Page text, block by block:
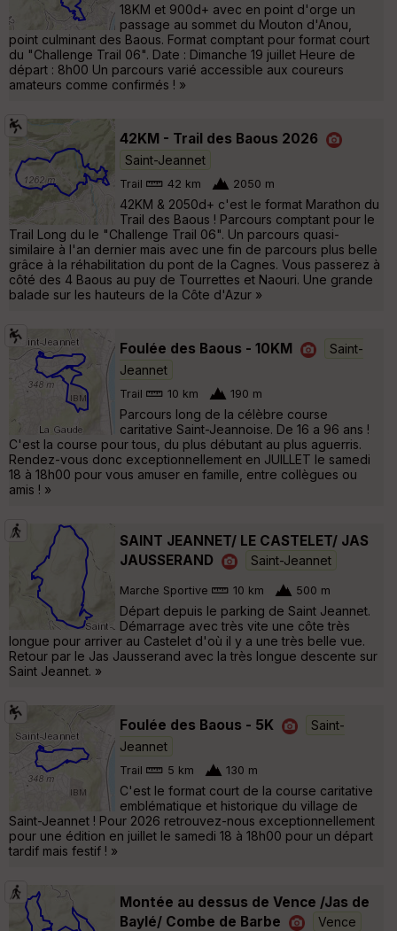
18KM et 900d+ avec en point d'orge un
passage au sommet du Mouton d'Anou,
point culminant des Baous. Format comptant pour format court
du "Challenge Trail 06". Date : Dimanche 19 juillet Heure de
départ : 8h00 Un parcours varié accessible aux coureurs
amateurs comme confirmés ! »
42KM - Trail des Baous 2026
Saint-Jeannet
Trail 42 km 2050 m
42KM & 2050d+ c'est le format Marathon du
Trail des Baous ! Parcours comptant pour le
Trail Long du le "Challenge Trail 06". Un parcours quasi-
similaire à l'an dernier mais avec une fin de parcours plus belle
grâce à la réhabilitation du pont de la Cagnes. Vous passerez à
côté des 4 Baous au puy de Tourrettes et Naouri. Une grande
balade sur les hauteurs de la Côte d'Azur »
Foulée des Baous - 10KM
Saint-
Jeannet
Trail 10 km 190 m
Parcours long de la célèbre course
caritative Saint-Jeannoise. De 16 a 96 ans !
C'est la course pour tous, du plus débutant au plus aguerris.
Rendez-vous donc exceptionnellement en JUILLET le samedi
18 à 18h00 pour vous amuser en famille, entre collègues ou
amis ! »
SAINT JEANNET/ LE CASTELET/ JAS
JAUSSERAND
Saint-Jeannet
Marche Sportive 10 km 500 m
Départ depuis le parking de Saint Jeannet.
Démarrage avec très vite une côte très
longue pour arriver au Castelet d'où il y a une très belle vue.
Retour par le Jas Jausserand avec la très longue descente sur
Saint Jeannet. »
Foulée des Baous - 5K
Saint-
Jeannet
Trail 5 km 130 m
C'est le format court de la course caritative
emblématique et historique du village de
Saint-Jeannet ! Pour 2026 retrouvez-nous exceptionnellement
pour une édition en juillet le samedi 18 à 18h00 pour un départ
tardif mais festif ! »
Montée au dessus de Vence /Jas de
Baylé/ Combe de Barbe
Vence